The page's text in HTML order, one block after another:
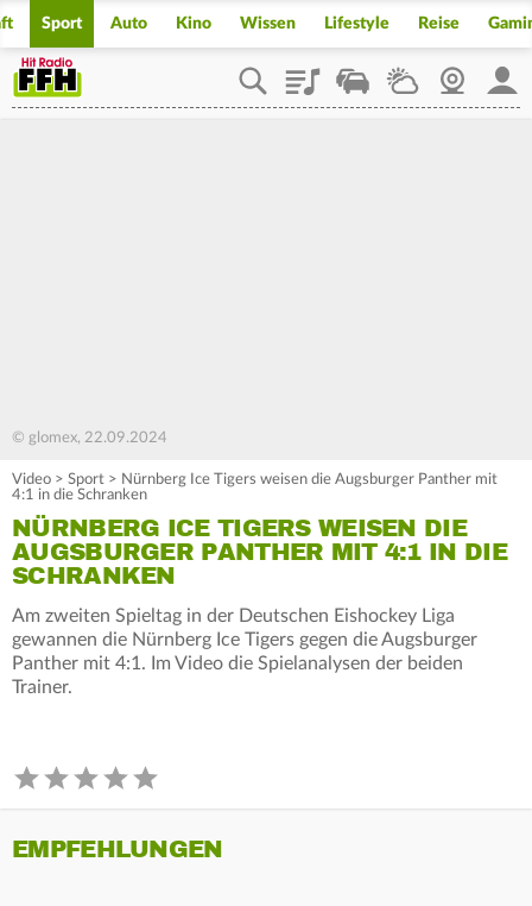
Sport Auto Kino Wissen Lifestyle Reise
PlaylistStaupilotWetterWebcam
© glomex, 22.09.2024
Video > Sport > Nürnberg Ice Tigers weisen die Augsburger Panther mit
4:1 in die Schranken
NÜRNBERG ICE TIGERS WEISEN DIE
AUGSBURGER PANTHER MIT 4:1 IN DIE
SCHRANKEN
Am zweiten Spieltag in der Deutschen Eishockey Liga
gewannen die Nürnberg Ice Tigers gegen die Augsburger
Panther mit 4:1. Im Video die Spielanalysen der beiden
Trainer.
EMPFEHLUNGEN